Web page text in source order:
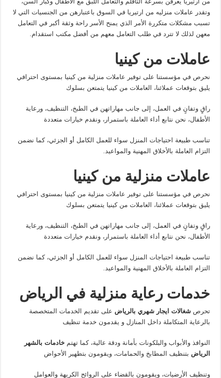
وتقدر عاملات منزليه من ارتيريا في السوق باعتبارهن من الجنسيات التي لا
تسبب مشكلات متكررة الأمر الذي يمنح الأسر راحة وثقة أكبر في التعامل
معهن لذلك لا تترد في طلب التعامل معهم من أفضل مكتب استقدام.
عاملات من كينيا
نحرص في مؤسستنا على توفير عاملات منزلية من كينيا بمستوى احترافي
يليق بتوقعات عملائنا، العاملات من كينيا يتمتعن بسلوك
راقٍ وتفانٍ في العمل، إلى جانب مهاراتهن في الطبخ، التنظيف، ورعاية
الأطفال، نحن نتابع أداء العاملة باستمرار، ونقدم خيارات متعددة
تناسب طبيعة احتياجات المنزل سواء للعمل الكامل أو الجزئي، كما نضمن
التزام العاملة بالأخلاق المهنية والمواعيد.
عاملات منزلية من كينيا
نحرص في مؤسستنا على توفير عاملات منزلية من كينيا بمستوى احترافي
يليق بتوقعات عملائنا، العاملات من كينيا يتمتعن بسلوك
راقٍ وتفانٍ في العمل، إلى جانب مهاراتهن في الطبخ، التنظيف، ورعاية
الأطفال، نحن نتابع أداء العاملة باستمرار، ونقدم خيارات متعددة
تناسب طبيعة احتياجات المنزل سواء للعمل الكامل أو الجزئي، كما نضمن
التزام العاملة بالأخلاق المهنية والمواعيد.
خدمات رعاية منزلية في الرياض
تحرصشغالات ايجار شهري بالرياض على تقديم الخدمات المتخصصة
بالرعاية المتكاملة داخل المنازل و يقدمون خدمة تنظيف
النوافذ والأبواب والبلكونات بأمانة ودقة عالية، كما تهتمخادمات بالشهر
الرياض بتنظيف المطابخ والحمامات، ويقومون بتطهير الأحواض
وتنظيف الأرضيات، ويقومون بالقضاء على الروائح الكريهة والعوامل